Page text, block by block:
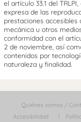
el artículo 33.1 del
expresa de las
prestaciones
mecánica u otros
conformidad con el
2 de noviembre, así
contenidos por
naturaleza y finalidad.
Quiénes somos /
Accesibilidad